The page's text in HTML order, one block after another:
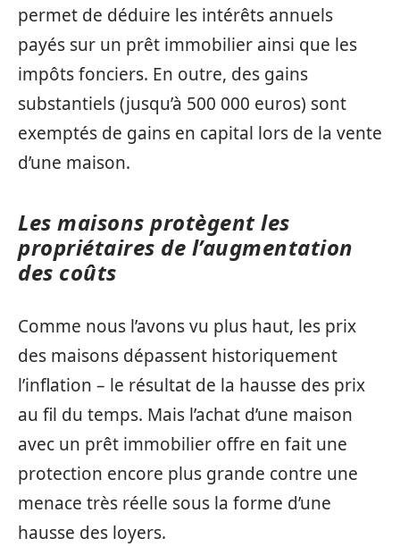
permet de déduire les intérêts annuels
payés sur un prêt immobilier ainsi que les
impôts fonciers. En outre, des gains
substantiels (jusqu’à 500 000 euros) sont
exemptés de gains en capital lors de la vente
d’une maison.
Les maisons protègent les
propriétaires de l’augmentation
des coûts
Comme nous l’avons vu plus haut, les prix
des maisons dépassent historiquement
l’inflation – le résultat de la hausse des prix
au fil du temps. Mais l’achat d’une maison
avec un prêt immobilier offre en fait une
protection encore plus grande contre une
menace très réelle sous la forme d’une
hausse des loyers.